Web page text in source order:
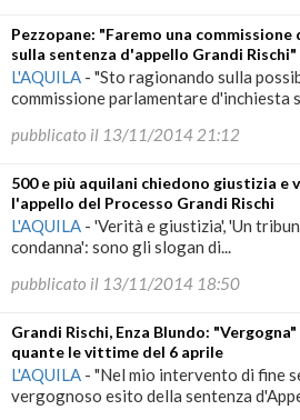
Pezzopane: "Faremo una
sulla sentenza d'appello Grandi Rischi"
L'AQUILA - "Sto ragionando sulla
commissione parlamentare d'inchiesta
pubblicato il 13/11/2014 21:12
500 e più aquilani chiedono giustizia e
l'appello del Processo Grandi Rischi
L'AQUILA - 'Verità e giustizia', 'Un
condanna': sono gli slogan di...
pubblicato il 13/11/2014 18:50
Grandi Rischi, Enza Blundo:
quante le vittime del 6 aprile
L'AQUILA - "Nel mio intervento di fine
vergognoso esito della sentenza